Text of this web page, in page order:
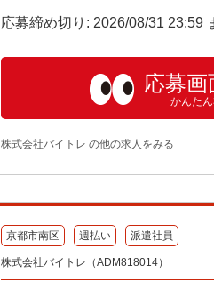
応募締め切り: 2026/08/31 23:59
応募
かんたん
株式会社バイトレ の他の求人をみる
京都市南区 週払い 派遣社員
株式会社バイトレ（ADM818014）